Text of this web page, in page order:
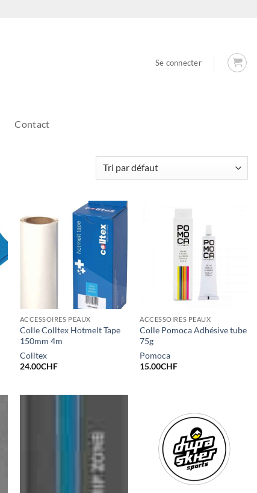
Se connecter
Contact
ACCESSOIRES PEAUX
Colle Colltex Hotmelt Tape
150mm 4m
Colltex
24.00CHF
ACCESSOIRES PEAUX
Colle Pomoca Adhésive tube
75g
Pomoca
15.00CHF